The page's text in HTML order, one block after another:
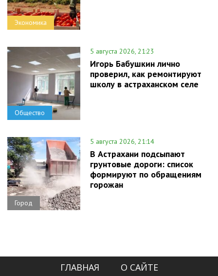
Экономика
Общество
5 августа 2026, 21:23
Игорь Бабушкин лично
проверил, как ремонтируют
школу в астраханском селе
Город
5 августа 2026, 21:14
В Астрахани подсыпают
грунтовые дороги: список
формируют по обращениям
горожан
ГЛАВНАЯ
О САЙТЕ